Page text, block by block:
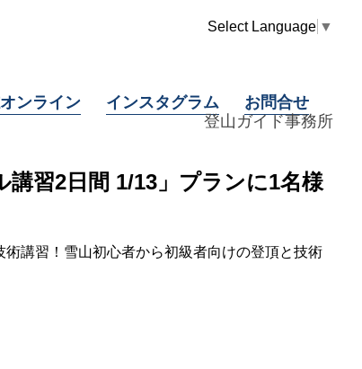
登山ガイド事務所
Select Language ▼
ンライン インスタグラム お問合せ
講習2日間 1/13」プランに1名様
講習！雪山初心者から初級者向けの登頂と技術